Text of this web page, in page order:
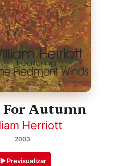
For Autumn
Herriott
2003
Previsualizar